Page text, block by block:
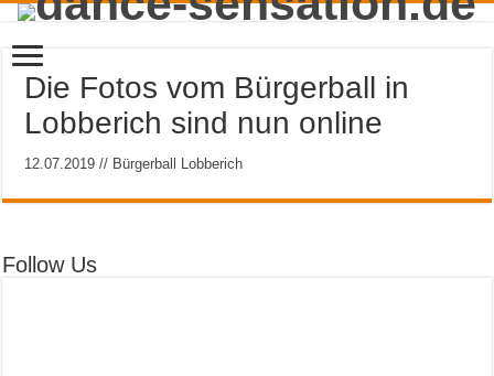
Die Fotos vom Bürgerball in
Lobberich sind nun online
12.07.2019 // Bürgerball Lobberich
Follow Us